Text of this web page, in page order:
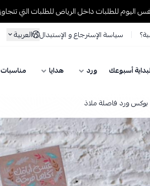
داخل الرياض للطلبات التي تتجاوز 199 ريال🚚
سياسة الإسترجاع و الإستبدال العربية
أسبوعك ورد هدايا مناسبات
بوكس ورد فاصلة ملاذ